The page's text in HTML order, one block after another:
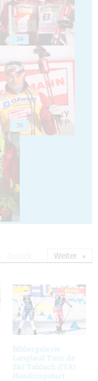
34
36
Bildergalerie
Langlauf Tour de
Ski Toblach (ITA)
Handicapstart
Weiter